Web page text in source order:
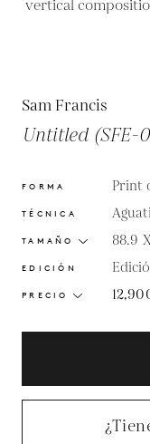
Sam Francis
Untitled (SFE-
FORMA Print
TÉCNICA
TAMAÑO 88.9
EDICIÓN
PRECIO